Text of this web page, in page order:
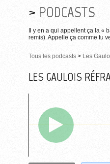
PODCASTS
Il y en a qui appellent ça la
remis). Appelle ça comme tu
Tous les podcasts > Les
LES GAULOIS